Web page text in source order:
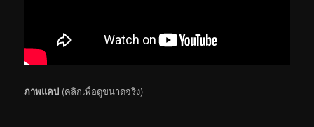
ภาพแคป (คลิกเพื่อดูขนาดจริง)